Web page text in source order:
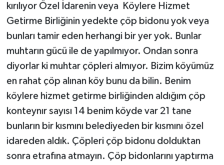
kırılıyor Özel İdarenin veya Köylere Hizmet
Getirme Birliğinin yedekte çöp bidonu yok veya
bunları tamir eden herhangi bir yer yok. Bunlar
muhtarın gücü ile de yapılmıyor. Ondan sonra
diyorlar ki muhtar çöpleri almıyor. Bizim köyümüz
en rahat çöp alınan köy bunu da bilin. Benim
köylere hizmet getirme birliğinden aldığım çöp
konteynır sayısı 14 benim köyde var 21 tane
bunların bir kısmını belediyeden bir kısmını özel
idareden aldık. Çöpleri çöp bidonu dolduktan
sonra etrafına atmayın. Çöp bidonlarını yaptırma